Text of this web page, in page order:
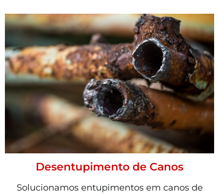
Desentupimento de Canos
Solucionamos entupimentos em canos de